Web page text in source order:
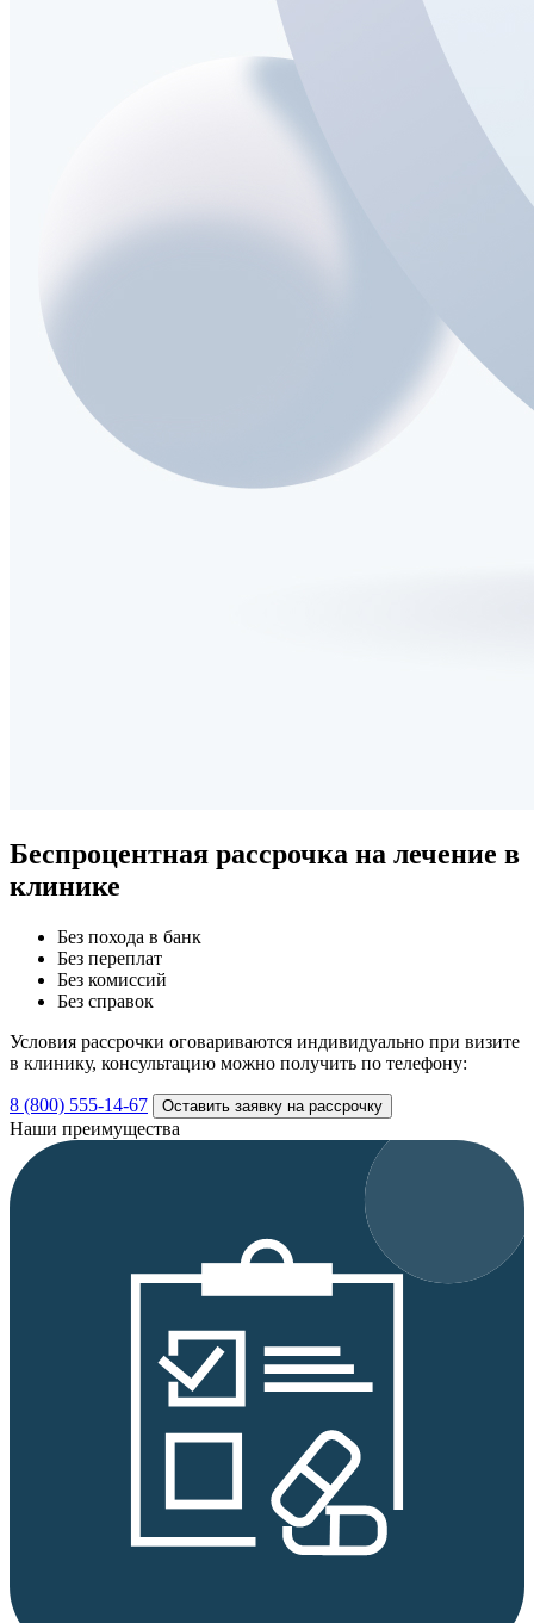
Беспроцентная рассрочка на лечение в
клинике
Без похода в банк
Без переплат
Без комиссий
Без справок
Условия рассрочки оговариваются индивидуально при визите
в клинику, консультацию можно получить по телефону:
8 (800) 555-14-67 Оставить заявку на рассрочку
Наши преимущества